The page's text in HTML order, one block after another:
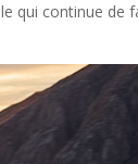
qui continue de